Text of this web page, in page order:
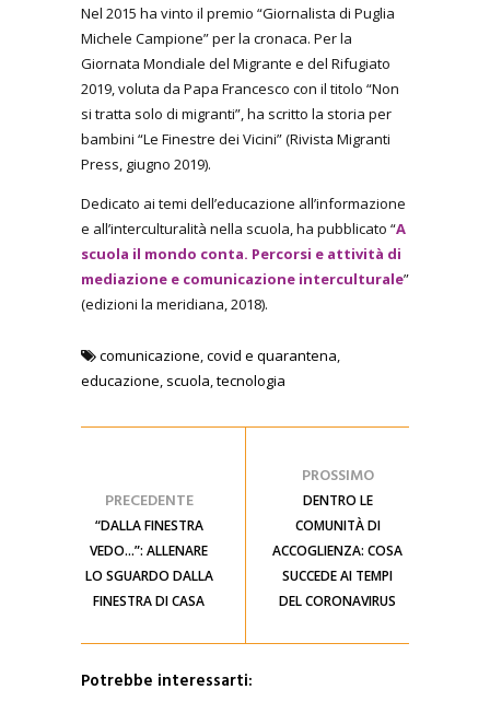
Nel 2015 ha vinto il premio “Giornalista di Puglia
Michele Campione” per la cronaca. Per la
Giornata Mondiale del Migrante e del Rifugiato
2019, voluta da Papa Francesco con il titolo “Non
si tratta solo di migranti”, ha scritto la storia per
bambini “Le Finestre dei Vicini” (Rivista Migranti
Press, giugno 2019).
Dedicato ai temi dell’educazione all’informazione
e all’interculturalità nella scuola, ha pubblicato “A
scuola il mondo conta. Percorsi e attività di
mediazione e comunicazione interculturale”
(edizioni la meridiana, 2018).
comunicazione,covid e quarantena,
educazione, scuola,tecnologia
PRECEDENTE
“DALLA FINESTRA
VEDO…”: ALLENARE
LO SGUARDO DALLA
FINESTRA DI CASA
PROSSIMO
DENTRO LE
COMUNITÀ DI
ACCOGLIENZA: COSA
SUCCEDE AI TEMPI
DEL CORONAVIRUS
Potrebbe interessarti: